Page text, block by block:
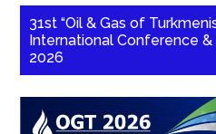
31st “Oil & Gas of
International Conference &
2026